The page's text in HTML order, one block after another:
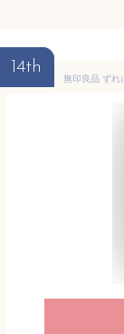
14th